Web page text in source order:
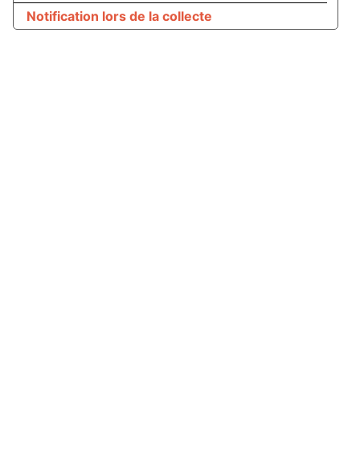
Notification lors de la collecte